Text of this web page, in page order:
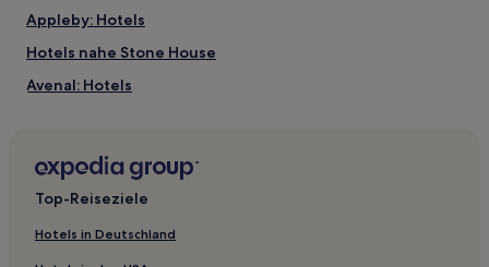
Appleby: Hotels
Hotels nahe Stone House
Avenal: Hotels
Hotels nahe Bunkhouse Theatre
Top-Reiseziele
Hotels in Deutschland